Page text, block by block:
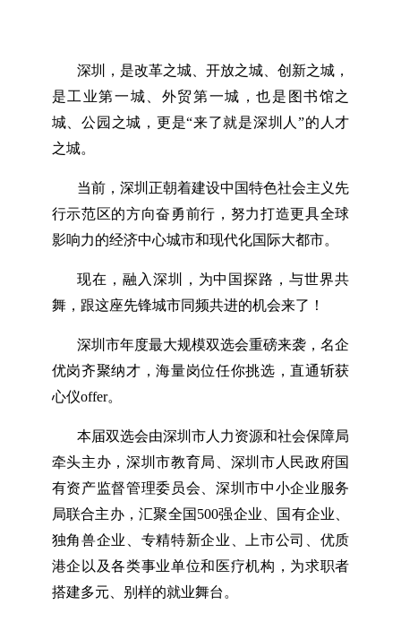
深圳，是改革之城、开放之城、创新之城，
是工业第一城、外贸第一城，也是图书馆之
城、公园之城，更是“来了就是深圳人”的人才
之城。
当前，深圳正朝着建设中国特色社会主义先
行示范区的方向奋勇前行，努力打造更具全球
影响力的经济中心城市和现代化国际大都市。
现在，融入深圳，为中国探路，与世界共
舞，跟这座先锋城市同频共进的机会来了！
深圳市年度最大规模双选会重磅来袭，名企
优岗齐聚纳才，海量岗位任你挑选，直通斩获
心仪offer。
本届双选会由深圳市人力资源和社会保障局
牵头主办，深圳市教育局、深圳市人民政府国
有资产监督管理委员会、深圳市中小企业服务
局联合主办，汇聚全国500强企业、国有企业、
独角兽企业、专精特新企业、上市公司、优质
港企以及各类事业单位和医疗机构，为求职者
搭建多元、别样的就业舞台。